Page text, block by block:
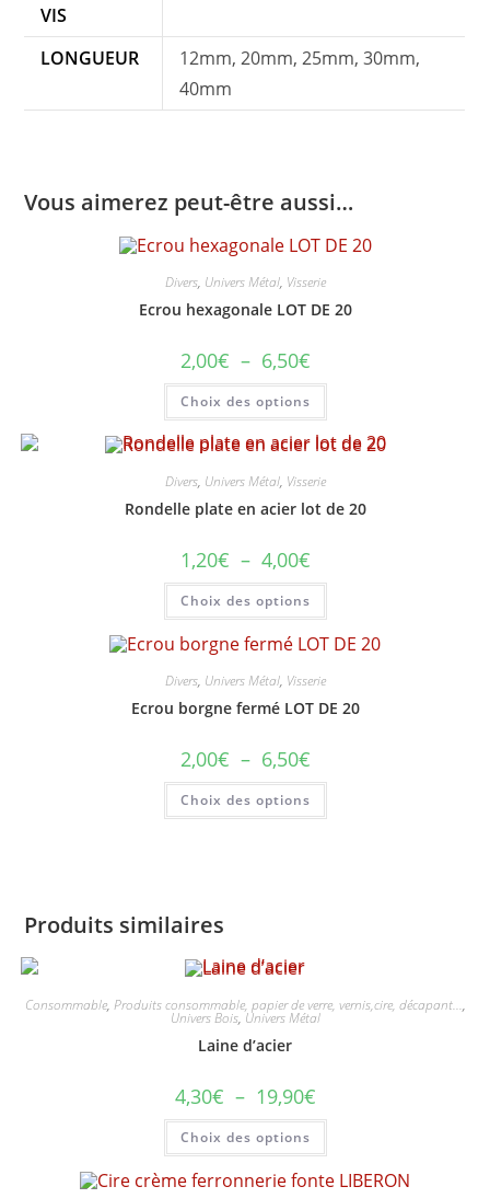
VIS
LONGUEUR
12mm, 20mm, 25mm, 30mm,
40mm
Vous aimerez peut-être aussi…
Divers, Univers Métal, Visserie
Ecrou hexagonale LOT DE 20
2,00€ – 6,50€Plage
de
prix :
2,00€
à
6,50€
Choix des options
Ce
a
plusieurs
variations.
options
être
du
Divers, Univers Métal, Visserie
Rondelle plate en acier lot de 20
1,20€ – 4,00€Plage
de
prix :
1,20€
à
4,00€
Choix des options
Ce
a
plusieurs
variations.
options
être
du
Divers, Univers Métal, Visserie
Ecrou borgne fermé LOT DE 20
2,00€ – 6,50€Plage
de
prix :
2,00€
à
Choix des options
Ce
a
produit
Produits similaires
Consommable, Produits consommable, papier de verre, vernis,cire, décapant...,
Univers Bois,Univers Métal
Laine d’acier
4,30€ – 19,90€Plage
de
prix :
à
Choix des options
Ce
a
plusieurs
variations.